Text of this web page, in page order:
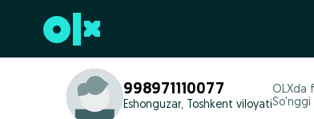
Futerga oʻtish
998971110077
Eshonguzar, Toshkent viloyati
OLXda
So'nggi